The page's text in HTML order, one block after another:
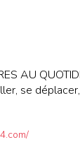
AU
se